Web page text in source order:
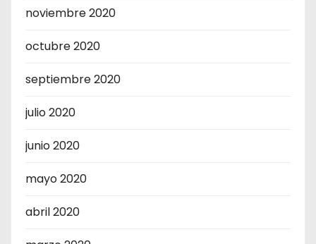
noviembre 2020
octubre 2020
septiembre 2020
julio 2020
junio 2020
mayo 2020
abril 2020